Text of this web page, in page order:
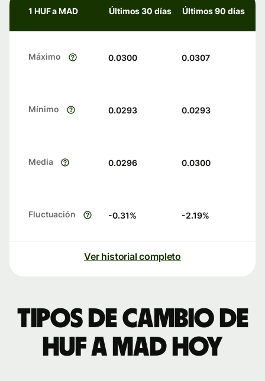
1 HUF a MAD Últimos 30 días Últimos 90 días
Máximo 0.0300 0.0307
Mínimo 0.0293 0.0293
Media 0.0296 0.0300
Fluctuación -0.31% -2.19%
Ver historial completo
Tipos de cambio de
HUF a MAD hoy